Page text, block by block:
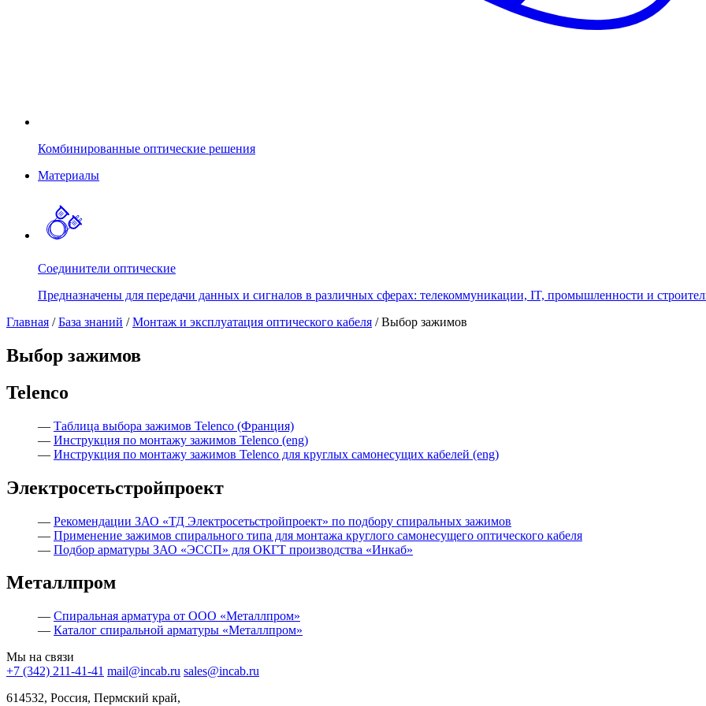
Комбинированные оптические решения
Материалы
Соединители оптические
Предназначены для передачи данных и сигналов в различных сферах: телекоммуникации, IT, промышленности и
Главная / База знаний / Монтаж и эксплуатация оптического кабеля / Выбор зажимов
Выбор зажимов
Telenco
— Таблица выбора зажимов Telenco (Франция)
— Инструкция по монтажу зажимов Telenco (eng)
— Инструкция по монтажу зажимов Telenco для круглых самонесущих кабелей (eng)
Электросетьстройпроект
— Рекомендации ЗАО «ТД Электросетьстройпроект» по подбору спиральных зажимов
— Применение зажимов спирального типа для монтажа круглого самонесущего оптического кабеля
— Подбор арматуры ЗАО «ЭССП» для ОКГТ производства «Инкаб»
Металлпром
— Спиральная арматура от ООО «Металлпром»
— Каталог спиральной арматуры «Металлпром»
Мы на связи
+7 (342) 211-41-41 mail@incab.ru sales@incab.ru
614532, Россия, Пермский край,